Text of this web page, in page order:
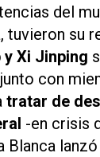
del
tuvieron su
y Xi Jinping
con
tratar de
-en crisis
Blanca